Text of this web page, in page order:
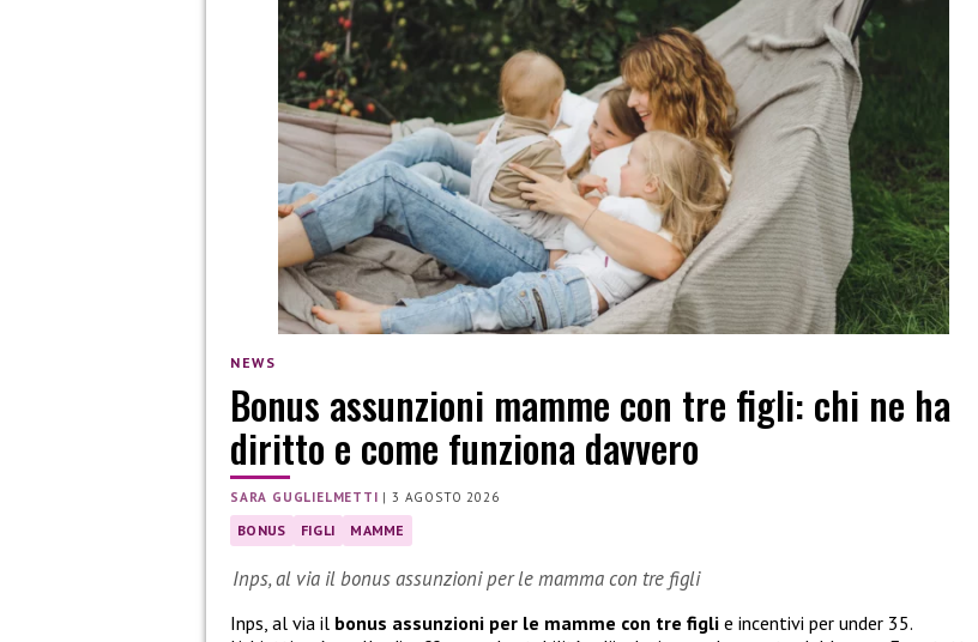
NEWS
Bonus assunzioni mamme con tre figli: chi ne ha
diritto e come funziona davvero
SARA GUGLIELMETTI |3 AGOSTO 2026
BONUS FIGLI MAMME
Inps, al via il bonus assunzioni per le mamma con tre figli
Inps, al via il bonus assunzioni per le mamme con tre figli e incentivi per under 35.